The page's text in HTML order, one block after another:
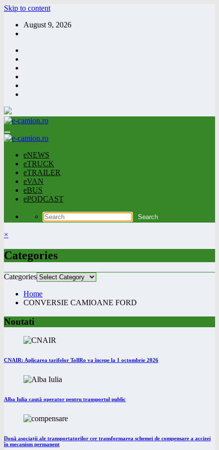
Skip to content
August 9, 2026
eNEWS
eTRUCK
eTRAILER
eVAN
eBUS
ePODCAST
×
Categories
Categories
Home
CONVERSIE CAMIOANE FORD
Noutati
CNAIR: Aplicarea tarifelor TollRo va începe la 1 octombrie 2026
Alba Iulia caută operator pentru transportul public
Două asociații ale transportatorilor cer transformarea schemei de compensare a accizei
în mecanism permanent